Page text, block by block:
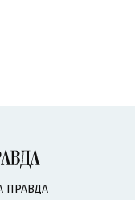
ПРАВДА